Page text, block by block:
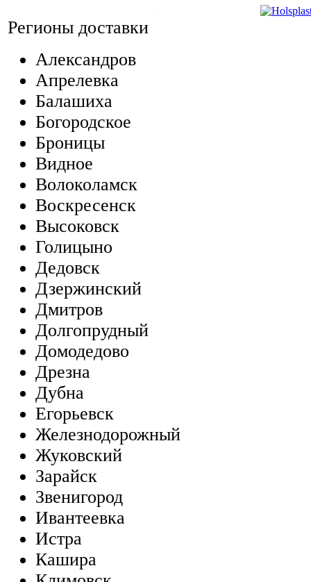
Регионы доставки
Александров
Апрелевка
Балашиха
Богородское
Броницы
Видное
Волоколамск
Воскресенск
Высоковск
Голицыно
Дедовск
Дзержинский
Дмитров
Долгопрудный
Домодедово
Дрезна
Дубна
Егорьевск
Железнодорожный
Жуковский
Зарайск
Звенигород
Ивантеевка
Истра
Кашира